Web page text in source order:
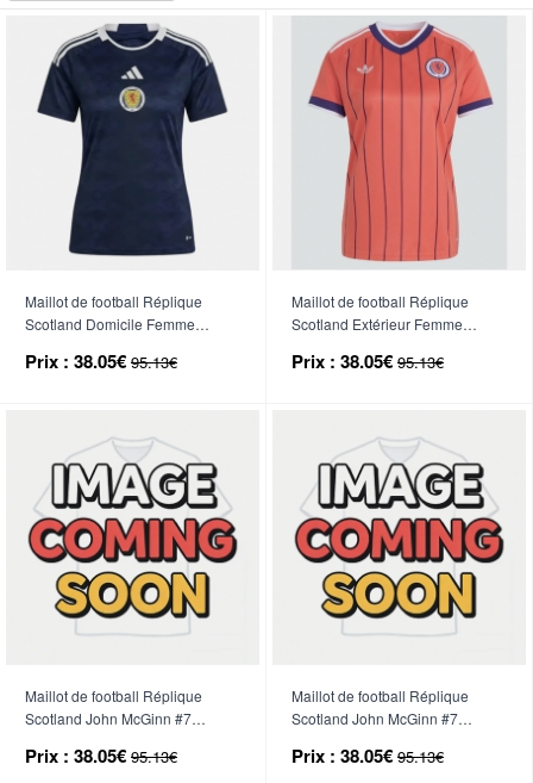
Maillot de football Réplique
Scotland Domicile Femme
Prix : 38.05€ 95.13€
Maillot de football Réplique
Scotland Extérieur Femme
Prix : 38.05€ 95.13€
Maillot de football Réplique
Scotland John McGinn #7
Manche Courte
Prix : 38.05€ 95.13€
Maillot de football Réplique
Scotland John McGinn #7
Manche Courte
Prix : 38.05€ 95.13€